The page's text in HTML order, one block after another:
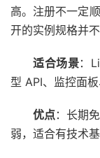
高。注册不一定
开的实例规格并
适合场景：
型 API、监控面板
优点：长期
弱，适合有技术